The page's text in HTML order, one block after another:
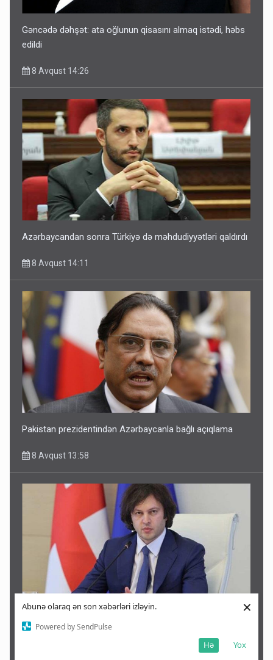
Abunə olaraq ən son xəbərləri izləyin.
Powered by SendPulse
Yox
Hə
×
Gəncədə dəhşət: ata oğlunun qisasını almaq istədi, həbs
edildi
8 Avqust 14:26
Azərbaycandan sonra Türkiyə də məhdudiyyətləri qaldırdı
8 Avqust 14:11
Pakistan prezidentindən Azərbaycanla bağlı açıqlama
8 Avqust 13:58
Rusiya ilə müharibəyə görə Saakaşvili günahkardır –